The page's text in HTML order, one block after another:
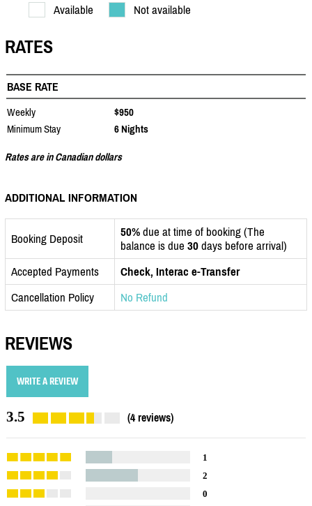
Available Not available
RATES
BASE RATE
Weekly
$950
Minimum Stay
6 Nights
Rates are in Canadian dollars
ADDITIONAL INFORMATION
Booking Deposit 50% due at time of booking (The
balance is due 30 days before arrival)
Accepted Payments
Check, Interac e-Transfer
Cancellation Policy
No Refund
REVIEWS
WRITE A REVIEW
3.5 (4 reviews)
1
2
0